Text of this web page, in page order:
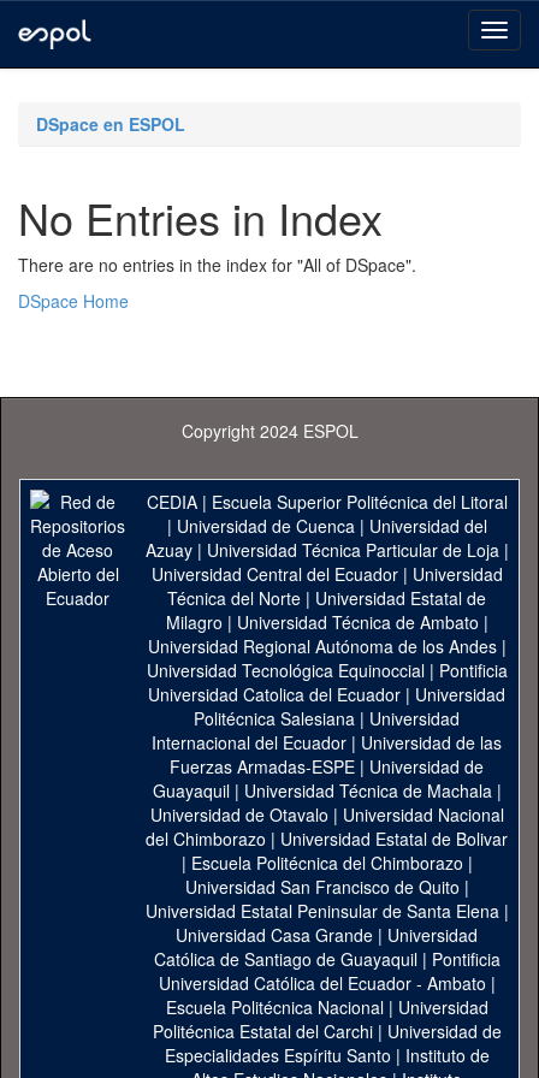
navigationDSpace en ESPOL
No Entries in Index
There are no entries in the index for "All of DSpace".
DSpace Home
Copyright 2024 ESPOL
CEDIA| Escuela Superior Politécnica del Litoral
| Universidad de Cuenca| Universidad del
Azuay| Universidad Técnica Particular de Loja|
Universidad Central del Ecuador| Universidad
Técnica del Norte | Universidad Estatal de
Milagro | Universidad Técnica de Ambato |
Universidad Regional Autónoma de los Andes|
Universidad Tecnológica Equinoccial| Pontificia
Universidad Catolica del Ecuador | Universidad
Politécnica Salesiana | Universidad
Internacional del Ecuador | Universidad de las
Fuerzas Armadas-ESPE | Universidad de
Guayaquil| Universidad Técnica de Machala|
Universidad de Otavalo | Universidad Nacional
del Chimborazo | Universidad Estatal de Bolivar
| Escuela Politécnica del Chimborazo |
Universidad San Francisco de Quito |
Universidad Estatal Peninsular de Santa Elena|
Universidad Casa Grande | Universidad
Católica de Santiago de Guayaquil| Pontificia
Universidad Católica del Ecuador - Ambato |
Escuela Politécnica Nacional| Universidad
Politécnica Estatal del Carchi| Universidad de
Especialidades Espíritu Santo | Instituto de